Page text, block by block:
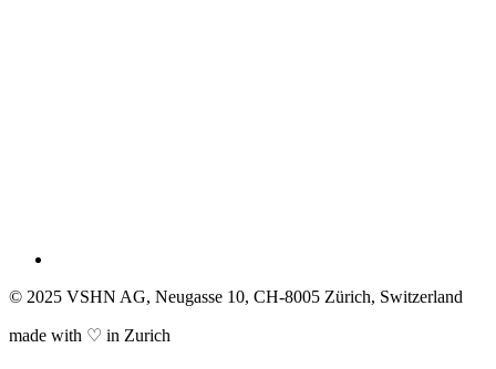
© 2025 VSHN AG, Neugasse 10, CH-8005 Zürich, Switzerland
made with ♡ in Zurich